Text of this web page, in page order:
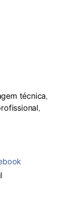
técnica,
,